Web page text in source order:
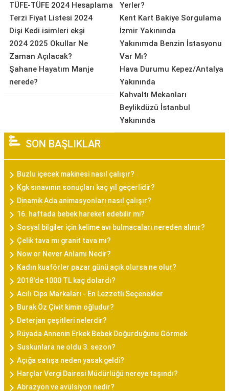
TÜFE-TÜFE 2024 Hesaplama
Terzi Fiyat Listesi 2024
Dişi Kedi isimleri ekşi
2024 2025 Okullar Ne
Zaman Açılacak?
Şahane Hayatım Manje
nerede?
Yerler?
Kent Kart Bakiye Sorgulama
İzmir Yakınında
Yakınımda Benzin İstasyonu
Var Mı?
Hava Durumu Kepez/Antalya
Yakınında
Kahvaltı Mekanları
Beylikdüzü İstanbul
Yakınında
SON BAŞLIKLAR
Buzlu içecek makinesi nasıl çalışır?
Kgk sınavının sonuçları kaç yıl geçerlidir?
Dinamik Ada animasyonları nasıl çalışır?
16. haftada bebek hareket edebilir mi?
Sosyal bilgiler için kelime avı bulmacaları nereden alınır?
Çelik tava mı granit tava mı?
Now or Never Anlamı Nedir?
Kadın kuaförler pazar günü açık olursa ne olur?
2018'de 1000 TL kaç dolardı?
Acılı Cips Markaları - En Lezzetli Seçenekler
Burak Öz Çivit kimin oğludur?
Deterjan çeşitleri nelerdir?
Rüyada Annenin Erkek Bebek Doğurduğunu Görmek
Suskunlara ne oldu 3. sezon?
Açığa satışa neden yasak geldi?
Harçlar Vergi Dairesi Müdürlüğü nereye taşındı?
Abrazyon ve avülsiyon nedir?